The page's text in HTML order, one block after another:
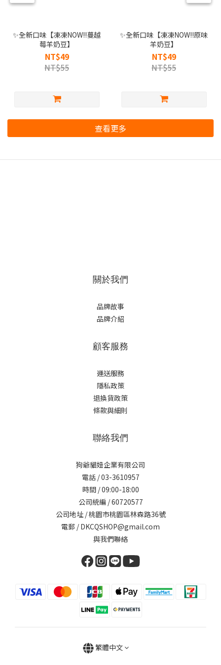
✨全新口味【凍凍NOW!!蔓越
莓羊奶豆】
NT$49
NT$55
✨全新口味【凍凍NOW!!原味
羊奶豆】
NT$49
NT$55
查看更多
關於我們
品牌故事
品牌介紹
顧客服務
運送服務
隱私政策
退換貨政策
條款與細則
聯絡我們
狗爺貓妞企業有限公司
電話 / 03-3610957
時間 / 09:00-18:00
公司統編 / 60720577
公司地址 / 桃園市桃園區林森路36號
電郵 / DKCQSHOP@gmail.com
與我們聯絡
繁體中文